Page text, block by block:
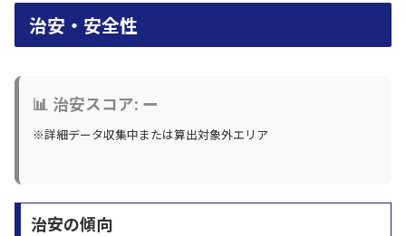
治安・安全性
📊 治安スコア: ー
※詳細データ収集中または算出対象外エリア
治安の傾向